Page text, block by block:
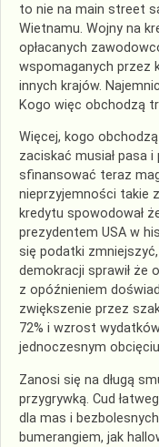
to nie na main street
Wietnamu. Wojny na
opłacanych
wspomaganych przez
innych krajów.
Kogo więc obchodzą
Więcej, kogo
zaciskać musiał pasa
sfinansować teraz
nieprzyjemności takie
kredytu spowodował
prezydentem USA w
się podatki
demokracji sprawił że
z opóźnieniem
zwiększenie przez
72% i wzrost
jednoczesnym
Zanosi się na długą
przygrywką. Cud
dla mas i
bumerangiem, jak